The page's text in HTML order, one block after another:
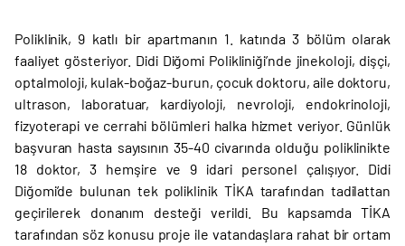
Poliklinik, 9 katlı bir apartmanın 1. katında 3 bölüm olarak
faaliyet gösteriyor. Didi Diğomi Polikliniği’nde jinekoloji, dişçi,
optalmoloji, kulak-boğaz-burun, çocuk doktoru, aile doktoru,
ultrason, laboratuar, kardiyoloji, nevroloji, endokrinoloji,
fizyoterapi ve cerrahi bölümleri halka hizmet veriyor. Günlük
başvuran hasta sayısının 35-40 civarında olduğu poliklinikte
18 doktor, 3 hemşire ve 9 idari personel çalışıyor. Didi
Diğomi’de bulunan tek poliklinik TİKA tarafından tadilattan
geçirilerek donanım desteği verildi. Bu kapsamda TİKA
tarafından söz konusu proje ile vatandaşlara rahat bir ortam